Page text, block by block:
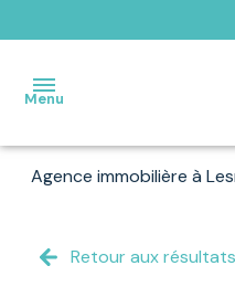
Menu
VENTES
Agence immobilière à
Retour aux résultats